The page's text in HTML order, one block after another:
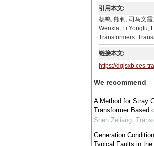
引用本文:
杨鸣, 熊钊, 司马文
Wenxia, Li Yongfu,
Transformers.
链接本文:
https://dgjsxb.ces-
We recommend
A Method for Stray
Transformer Based
Shen Zeliang,
Generation
Typical Faults in